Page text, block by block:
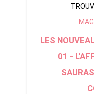
LES
01 -